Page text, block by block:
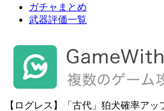
ガチャまとめ
武器評価一覧
【ログレス】「古代」狛犬確率ア